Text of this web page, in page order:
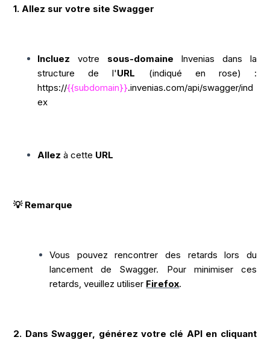
1. Allez sur votre site Swagger
Incluez votre sous-domaine Invenias dans la
structure de l'URL (indiqué en rose) :
https://{{subdomain}}.invenias.com/api/swagger/ind
ex
Allez à cette URL
💡 Remarque
Vous pouvez rencontrer des retards lors du
lancement de Swagger. Pour minimiser ces
retards, veuillez utiliser Firefox.
2. Dans Swagger, générez votre clé API en cliquant